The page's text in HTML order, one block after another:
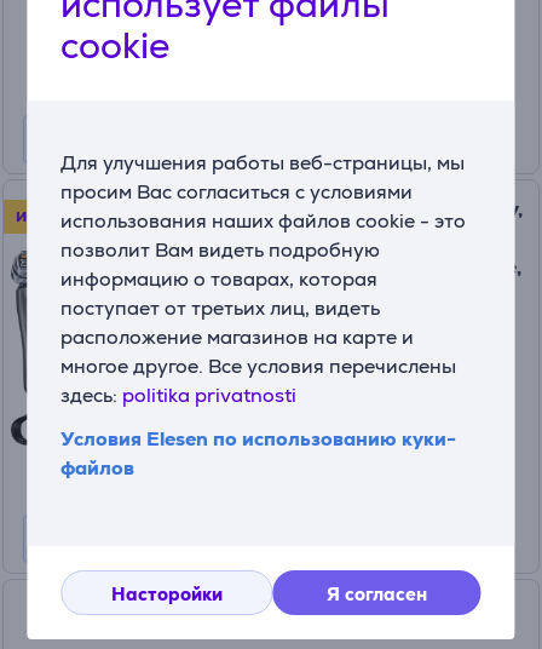
cookie
Для улучшения работы веб-страницы, мы
просим Вас согласиться с условиями
использования наших файлов cookie - это
позволит Вам видеть подробную
информацию о товарах, которая
поступает от третьих лиц, видеть
расположение магазинов на карте и
многое другое. Все условия перечислены
здесь: politika privatnosti
Условия Elesen по использованию куки-
файлов
Насторойки Я согласен
105
ИСПЫТАЙ В ТЕЧЕНИЕ 100 ДНЕЙ
Braun Series 9 Pro+ Wet & Dry,
станция SmartCare 6 в 1 и
дорожный футляр PowerCase,
темно-серый - Бритва
9675CC
На складе
Цена:
48999 €
Дорожная бритва Wahl